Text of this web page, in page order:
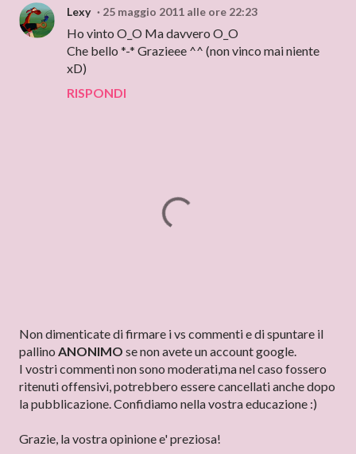
Lexy 25 maggio 2011 alle ore 22:23
Ho vinto O_O Ma davvero O_O
Che bello *-* Grazieee ^^ (non vinco mai niente
xD)
RISPONDI
P
o
s
t
a
n
Non dimenticate di firmare i vs commenti e di spuntare il
pallino ANONIMO se non avete un account google.
I vostri commenti non sono moderati,ma nel caso fossero
ritenuti offensivi, potrebbero essere cancellati anche dopo
la pubblicazione. Confidiamo nella vostra educazione :)
Grazie, la vostra opinione e' preziosa!